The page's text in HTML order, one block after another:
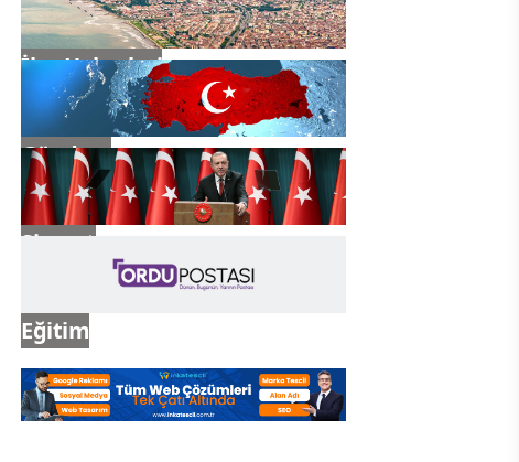
İlçe Haberleri
Gündem
Siyaset
Eğitim